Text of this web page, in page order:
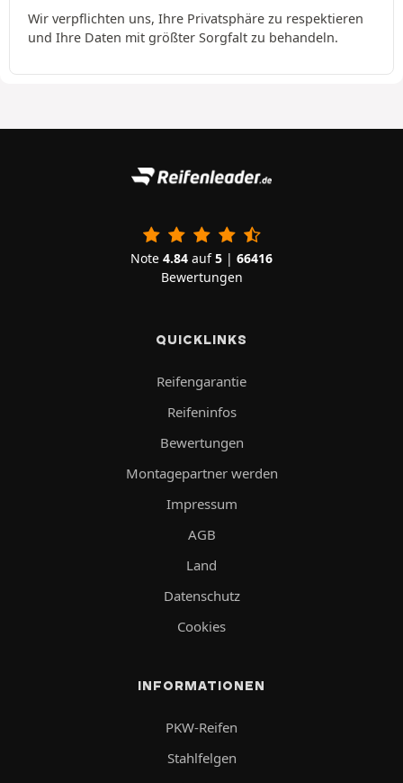
Wir verpflichten uns, Ihre Privatsphäre zu respektieren
und Ihre Daten mit größter Sorgfalt zu behandeln.
Note 4.84 auf5 | 66416
Bewertungen
QUICKLINKS
Reifengarantie
Reifeninfos
Bewertungen
Montagepartner werden
Impressum
AGB
Land
Datenschutz
Cookies
INFORMATIONEN
PKW-Reifen
Stahlfelgen